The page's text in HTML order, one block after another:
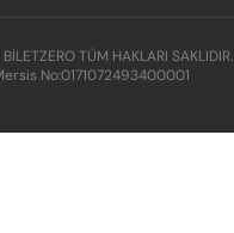
TÜM HAKLARI SAKLIDIR.
No:0171072493400001